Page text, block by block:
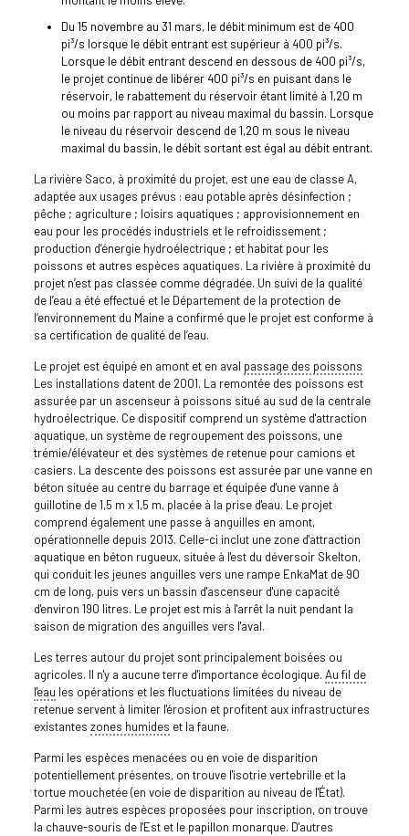
Du 15 novembre au 31 mars, le débit minimum est de 400
pi³/s lorsque le débit entrant est supérieur à 400 pi³/s.
Lorsque le débit entrant descend en dessous de 400 pi³/s,
le projet continue de libérer 400 pi³/s en puisant dans le
réservoir, le rabattement du réservoir étant limité à 1,20 m
ou moins par rapport au niveau maximal du bassin. Lorsque
le niveau du réservoir descend de 1,20 m sous le niveau
maximal du bassin, le débit sortant est égal au débit entrant.
La rivière Saco, à proximité du projet, est une eau de classe A,
adaptée aux usages prévus : eau potable après désinfection ;
pêche ; agriculture ; loisirs aquatiques ; approvisionnement en
eau pour les procédés industriels et le refroidissement ;
production d’énergie hydroélectrique ; et habitat pour les
poissons et autres espèces aquatiques. La rivière à proximité du
projet n’est pas classée comme dégradée. Un suivi de la qualité
de l’eau a été effectué et le Département de la protection de
l’environnement du Maine a confirmé que le projet est conforme à
sa certification de qualité de l’eau.
Le projet est équipé en amont et en aval passage des poissons
Les installations datent de 2001. La remontée des poissons est
assurée par un ascenseur à poissons situé au sud de la centrale
hydroélectrique. Ce dispositif comprend un système d'attraction
aquatique, un système de regroupement des poissons, une
trémie/élévateur et des systèmes de retenue pour camions et
casiers. La descente des poissons est assurée par une vanne en
béton située au centre du barrage et équipée d'une vanne à
guillotine de 1,5 m x 1,5 m, placée à la prise d'eau. Le projet
comprend également une passe à anguilles en amont,
opérationnelle depuis 2013. Celle-ci inclut une zone d'attraction
aquatique en béton rugueux, située à l'est du déversoir Skelton,
qui conduit les jeunes anguilles vers une rampe EnkaMat de 90
cm de long, puis vers un bassin d'ascenseur d'une capacité
d'environ 190 litres. Le projet est mis à l'arrêt la nuit pendant la
saison de migration des anguilles vers l'aval.
Les terres autour du projet sont principalement boisées ou
agricoles. Il n'y a aucune terre d'importance écologique. Au fil de
l'eau les opérations et les fluctuations limitées du niveau de
retenue servent à limiter l'érosion et profitent aux infrastructures
existantes zones humides et la faune.
Parmi les espèces menacées ou en voie de disparition
potentiellement présentes, on trouve l'isotrie vertebrille et la
tortue mouchetée (en voie de disparition au niveau de l'État).
Parmi les autres espèces proposées pour inscription, on trouve
la chauve-souris de l'Est et le papillon monarque. D'autres